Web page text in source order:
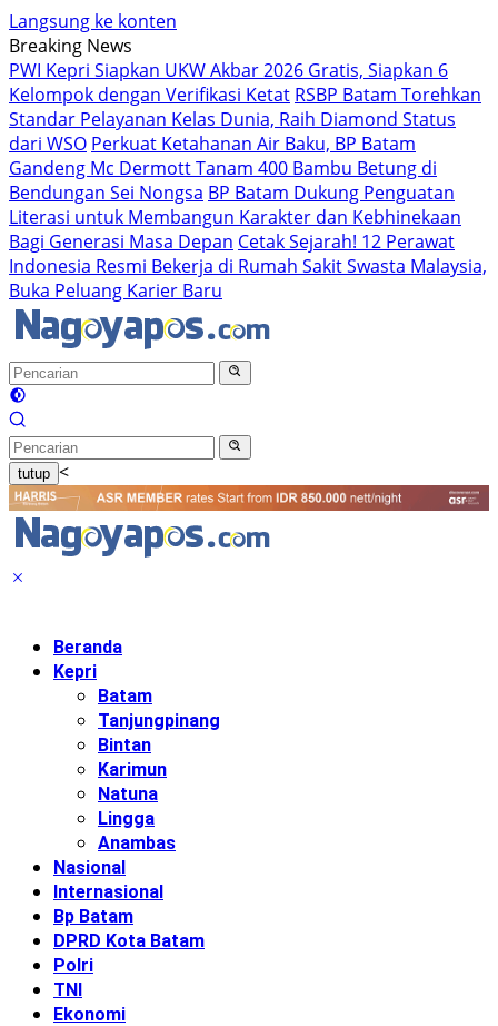
Langsung ke konten
Breaking News
PWI Kepri Siapkan UKW Akbar 2026 Gratis, Siapkan 6
Kelompok dengan Verifikasi Ketat RSBP Batam Torehkan
Standar Pelayanan Kelas Dunia, Raih Diamond Status
dari WSO Perkuat Ketahanan Air Baku, BP Batam
Gandeng Mc Dermott Tanam 400 Bambu Betung di
Bendungan Sei Nongsa BP Batam Dukung Penguatan
Literasi untuk Membangun Karakter dan Kebhinekaan
Bagi Generasi Masa Depan Cetak Sejarah! 12 Perawat
Indonesia Resmi Bekerja di Rumah Sakit Swasta Malaysia,
Buka Peluang Karier Baru
tutup <
Beranda
Kepri
Batam
Tanjungpinang
Bintan
Karimun
Natuna
Lingga
Anambas
Nasional
Internasional
Bp Batam
DPRD Kota Batam
Polri
TNI
Ekonomi